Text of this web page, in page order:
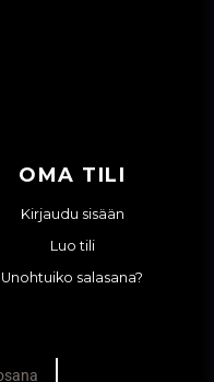
OMA TILI
Kirjaudu sisään
Luo tili
Unohtuiko salasana?